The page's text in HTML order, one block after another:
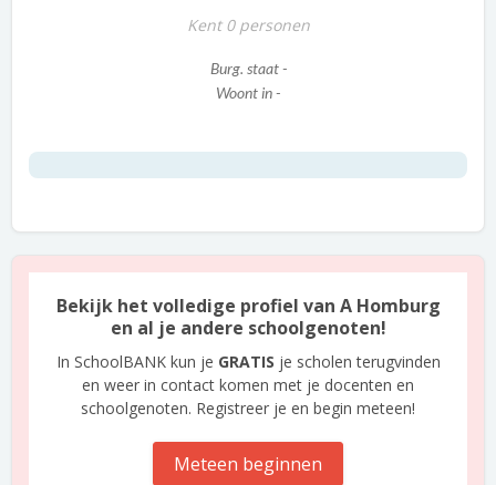
Kent 0 personen
Burg. staat -
Woont in -
Bekijk het volledige profiel van A Homburg
en al je andere schoolgenoten!
In SchoolBANK kun je GRATIS je scholen terugvinden
en weer in contact komen met je docenten en
schoolgenoten. Registreer je en begin meteen!
Meteen beginnen